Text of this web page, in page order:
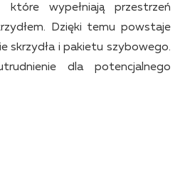
które wypełniają przestrzeń
Dzięki temu powstaje
skrzydła i pakietu szybowego.
dla potencjalnego